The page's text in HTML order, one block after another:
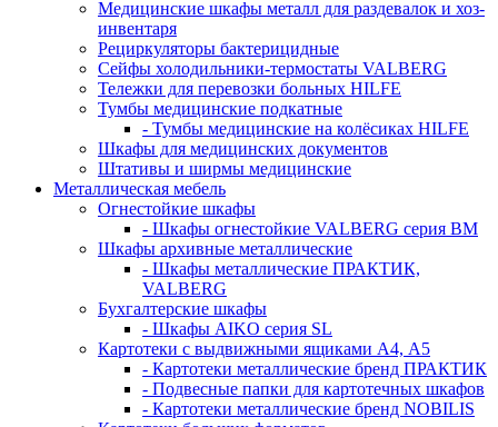
Медицинские шкафы металл для раздевалок и хоз-
инвентаря
Рециркуляторы бактерицидные
Сейфы холодильники-термостаты VALBERG
Тележки для перевозки больных HILFE
Тумбы медицинские подкатные
- Тумбы медицинские на колёсиках HILFE
Шкафы для медицинских документов
Штативы и ширмы медицинские
Металлическая мебель
Огнестойкие шкафы
- Шкафы огнестойкие VALBERG серия BM
Шкафы архивные металлические
- Шкафы металлические ПРАКТИК,
VALBERG
Бухгалтерские шкафы
- Шкафы AIKO серия SL
Картотеки с выдвижными ящиками А4, А5
- Картотеки металлические бренд ПРАКТИК
- Подвесные папки для картотечных шкафов
- Картотеки металлические бренд NOBILIS